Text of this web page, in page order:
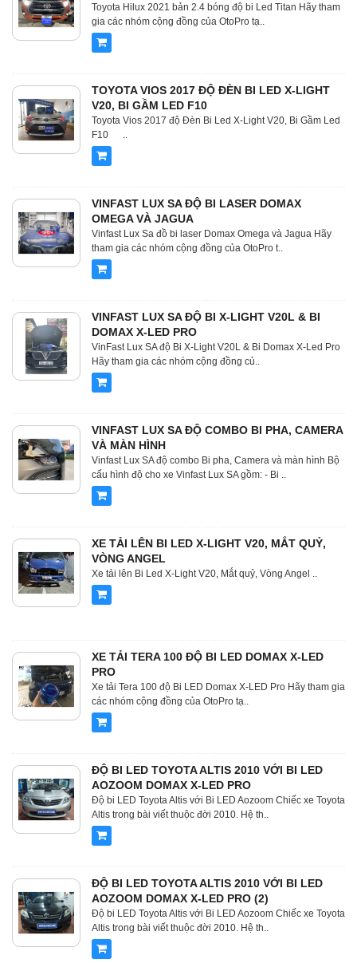
Toyota Hilux 2021 bản 2.4 bóng độ bi Led Titan Hãy tham
gia các nhóm cộng đồng của OtoPro tạ..
TOYOTA VIOS 2017 ĐỘ ĐÈN BI LED X-LIGHT
V20, BI GẦM LED F10
Toyota Vios 2017 độ Đèn Bi Led X-Light V20, Bi Gầm Led
F10 ..
VINFAST LUX SA ĐỘ BI LASER DOMAX
OMEGA VÀ JAGUA
Vinfast Lux Sa đồ bi laser Domax Omega và Jagua Hãy
tham gia các nhóm cộng đồng của OtoPro t..
VINFAST LUX SA ĐỘ BI X-LIGHT V20L & BI
DOMAX X-LED PRO
VinFast Lux SA độ Bi X-Light V20L & Bi Domax X-Led Pro
Hãy tham gia các nhóm cộng đồng củ..
VINFAST LUX SA ĐỘ COMBO BI PHA, CAMERA
VÀ MÀN HÌNH
Vinfast Lux SA độ combo Bi pha, Camera và màn hình Bộ
cấu hình độ cho xe Vinfast Lux SA gồm: - Bi ..
XE TẢI LÊN BI LED X-LIGHT V20, MẮT QUỶ,
VÒNG ANGEL
Xe tải lên Bi Led X-Light V20, Mắt quỷ, Vòng Angel ..
XE TẢI TERA 100 ĐỘ BI LED DOMAX X-LED
PRO
Xe tải Tera 100 độ Bi LED Domax X-LED Pro Hãy tham gia
các nhóm cộng đồng của OtoPro tạ..
ĐỘ BI LED TOYOTA ALTIS 2010 VỚI BI LED
AOZOOM DOMAX X-LED PRO
Độ bi LED Toyota Altis với Bi LED Aozoom Chiếc xe Toyota
Altis trong bài viết thuộc đời 2010. Hệ th..
ĐỘ BI LED TOYOTA ALTIS 2010 VỚI BI LED
AOZOOM DOMAX X-LED PRO (2)
Độ bi LED Toyota Altis với Bi LED Aozoom Chiếc xe Toyota
Altis trong bài viết thuộc đời 2010. Hệ th..